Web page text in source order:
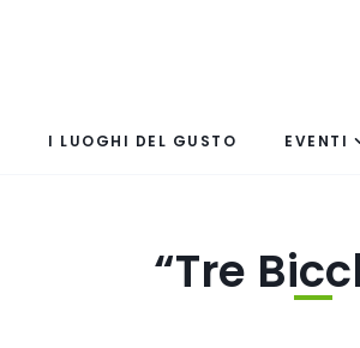
I LUOGHI DEL GUSTO EVENTI
“Tre